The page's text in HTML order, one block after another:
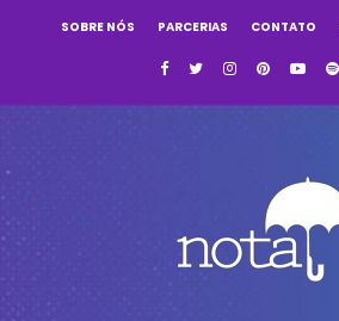
SOBRE NÓS PARCERIAS CONTATO